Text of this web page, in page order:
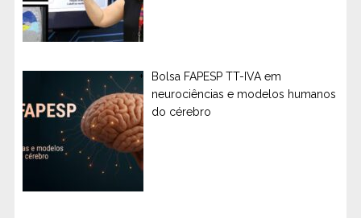
Bolsa FAPESP TT-IVA em
neurociências e modelos humanos
do cérebro